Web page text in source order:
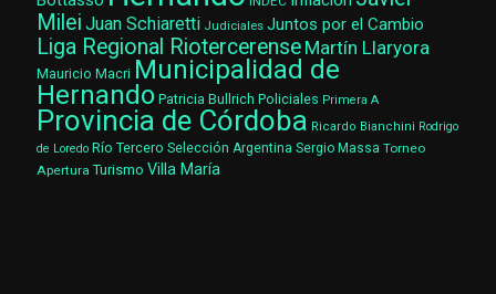
Milei Juan Schiaretti Judiciales Juntos por el Cambio
Liga Regional Riotercerense Martín Llaryora
Mauricio Macri Municipalidad de
Hernando Patricia Bullrich Policiales Primera A
Provincia de Córdoba Ricardo Bianchini Rodrigo
de Loredo Río Tercero Selección Argentina Sergio Massa Torneo
Apertura Turismo Villa María